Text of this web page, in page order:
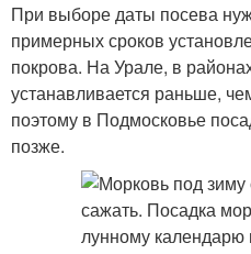
При выборе даты посева
примерных сроков
покрова. На Урале, в
устанавливается раньше,
поэтому в Подмосковье
позже.